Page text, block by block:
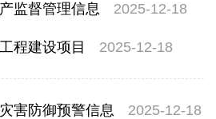
监督管理信息 2025-12-18
程建设项目 2025-12-18
害防御预警信息 2025-12-18